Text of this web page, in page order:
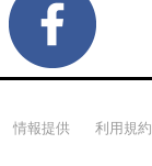
情報提供 利用規約